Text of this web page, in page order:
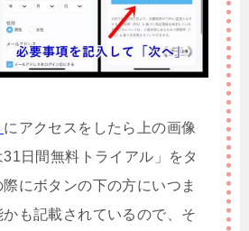
にアクセスをしたら上の画像
日間無料トライアル」をタ
にボタンの下の方にいつま
も記載されているので、そ